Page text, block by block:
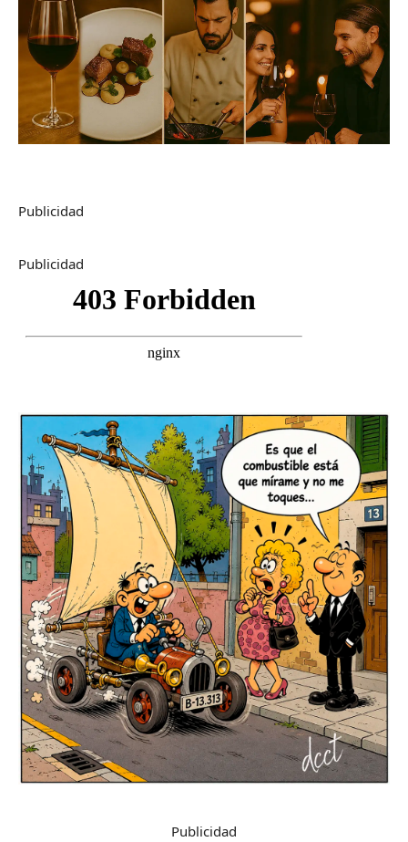
Publicidad
Publicidad
Publicidad